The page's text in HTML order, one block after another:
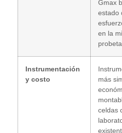
Gmax
estado
en la
probeta
Instrumentación
y costo
más
celdas